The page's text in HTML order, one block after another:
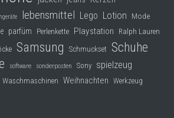
lebensmittel Lego Lotion Mode
parfüm Perlenkette Playstation Ralph Lauren
Samsung Schmuckset Schuhe
software sonderposten Sony spielzeug
Waschmaschinen Weihnachten Werkzeug